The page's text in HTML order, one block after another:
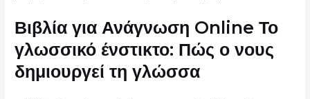
Βιβλία για Ανάγνωση Online Το
γλωσσικό ένστικτο: Πώς ο νους
δημιουργεί τη γλώσσα